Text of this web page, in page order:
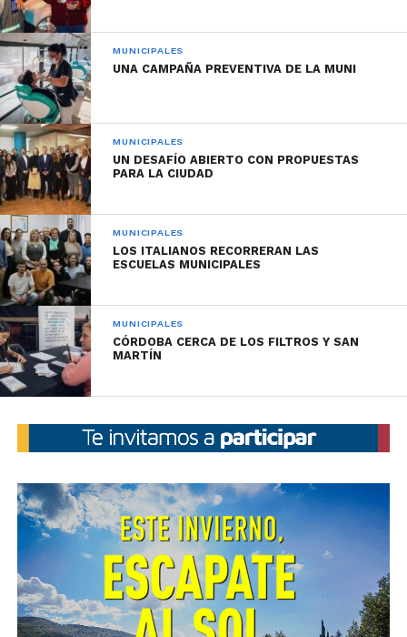
MUNICIPALES
UNA CAMPAÑA PREVENTIVA DE LA MUNI
MUNICIPALES
UN DESAFÍO ABIERTO CON PROPUESTAS
PARA LA CIUDAD
MUNICIPALES
LOS ITALIANOS RECORRERAN LAS
ESCUELAS MUNICIPALES
MUNICIPALES
CÓRDOBA CERCA DE LOS FILTROS Y SAN
MARTÍN